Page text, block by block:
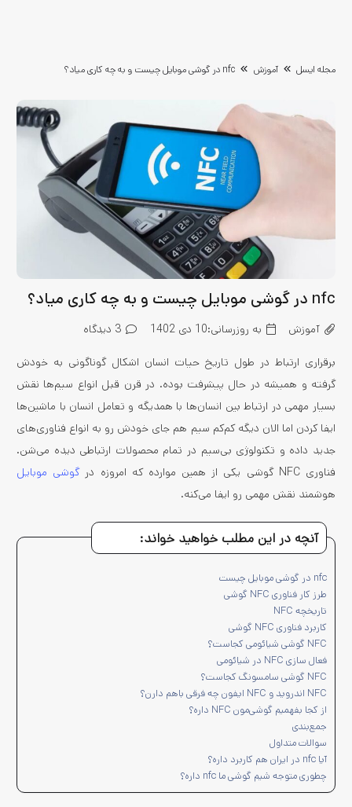
مجله ایسل آموزش nfc در گوشی موبایل چیست و به چه کاری میاد؟
nfc در گوشی موبایل چیست و به چه کاری میاد؟
آموزش به روزرسانی:10 دی 1402 3 دیدگاه
برقراری ارتباط در طول تاریخ حیات انسان اشکال گوناگونی به خودش
گرفته و همیشه در حال پیشرفت بوده. در قرن قبل انواع سیم‌ها نقش
بسیار مهمی در ارتباط بین انسان‌ها با همدیگه و تعامل انسان با ماشین‌ها
ایفا کردن اما الان دیگه کم‌کم سیم هم جای خودش رو به انواع فناوری‌های
جدید داده و تکنولوژی بی‌سیم در تمام محصولات ارتباطی دیده می‌شن.
فناوری NFC گوشی یکی از همین موارده که امروزه در
گوشی‌ موبایل
هوشمند نقش مهمی رو ایفا می‌کنه.
آنچه در این مطلب خواهید خواند:
nfc در گوشی موبایل چیست
طرز کار فناوری NFC گوشی
تاریخچه NFC
کاربرد فناوری NFC گوشی
NFC گوشی شیائومی کجاست؟
فعال سازی NFC در شیائومی
NFC گوشی سامسونگ کجاست؟
NFC اندروید و NFC ایفون چه فرقی باهم دارن؟
از کجا بفهمیم گوشی‌مون NFC داره؟
جمع‌بندی
سوالات متداول
آیا nfc در ایران هم کاربرد داره؟
چطوری متوجه شیم گوشی ما nfc داره؟